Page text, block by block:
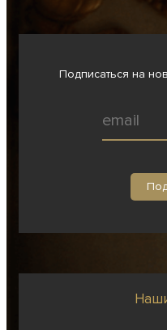
Подписаться на